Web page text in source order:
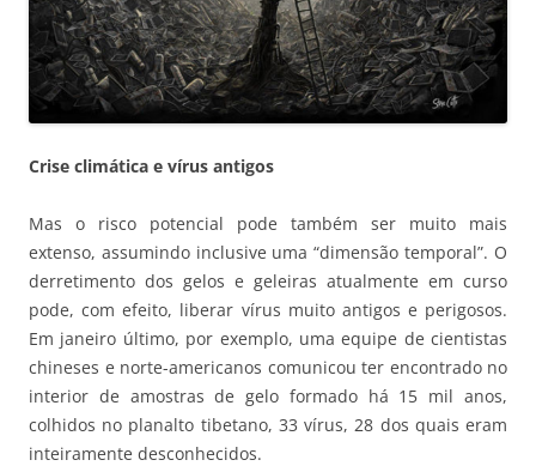
Crise climática e vírus antigos
Mas o risco potencial pode também ser muito mais
extenso, assumindo inclusive uma “dimensão temporal”. O
derretimento dos gelos e geleiras atualmente em curso
pode, com efeito, liberar vírus muito antigos e perigosos.
Em janeiro último, por exemplo, uma equipe de cientistas
chineses e norte-americanos comunicou ter encontrado no
interior de amostras de gelo formado há 15 mil anos,
colhidos no planalto tibetano, 33 vírus, 28 dos quais eram
inteiramente desconhecidos.